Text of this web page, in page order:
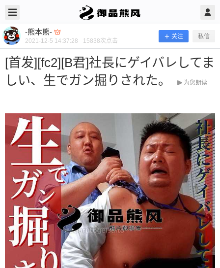
-熊本熊-
2021-12-5 14:37:28 15838次点击
关注 私信
[首发][fc2][B君]社長にゲイバレしてま
しい、生でガン掘りされた。
为您朗读
-熊本熊- @ 御品熊风 2021/12/05
[首发][fc2][B君]社長にゲイバレしてま
しい、生でガン掘りされた。
当前隐藏内容需要支付800熊币 已有285人支付 登
录立刻注册 0 收藏